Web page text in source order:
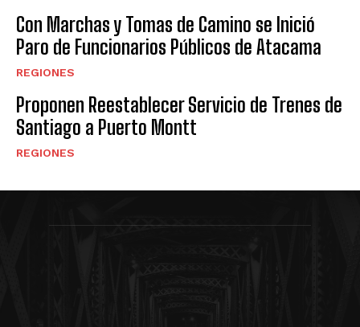
Con Marchas y Tomas de Camino se Inició
Paro de Funcionarios Públicos de Atacama
REGIONES
Proponen Reestablecer Servicio de Trenes de
Santiago a Puerto Montt
REGIONES